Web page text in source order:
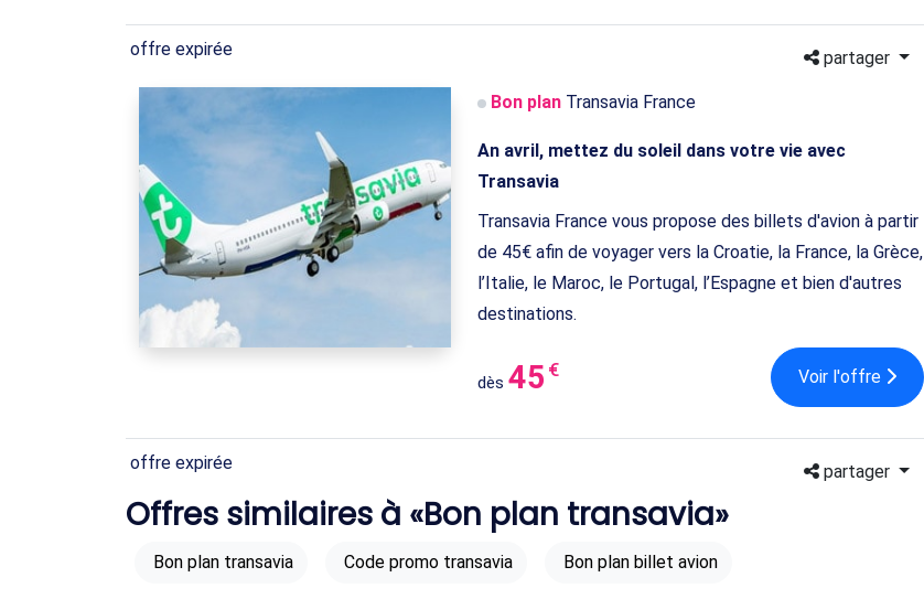
offre expirée partager
Bon planTransavia France
An avril, mettez du soleil dans votre vie avec
Transavia
Transavia France vous propose des billets d'avion à partir
de 45€ afin de voyager vers la Croatie, la France, la Grèce,
l’Italie, le Maroc, le Portugal, l’Espagne et bien d'autres
destinations.
dès 45 € Voir l'offre
offre expirée partager
Offres similaires à «Bon plan transavia»
Bon plan transavia Code promo transavia Bon plan billet avion